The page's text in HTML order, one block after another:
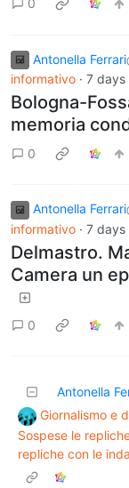
0
Antonella Ferrari
informativo · 7 days
Bologna-
memoria
0
Antonella Ferrari
informativo · 7 days
Delmastro.
Camera un
0
Antonella
Giornalismo e
Sospese le
repliche con le